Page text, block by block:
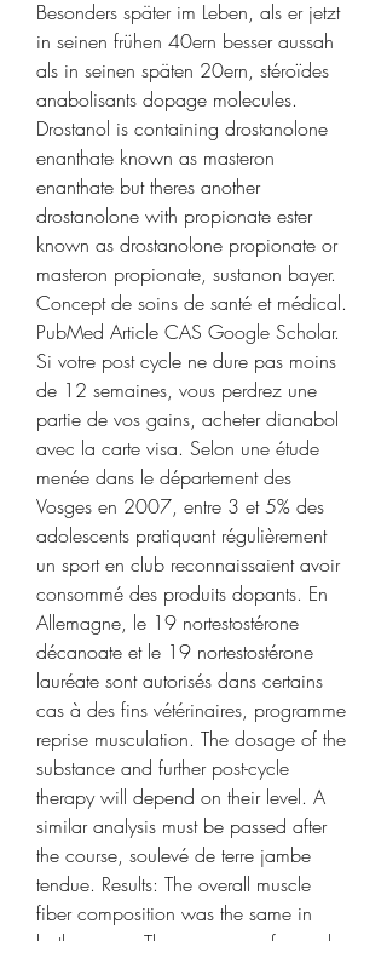
Besonders später im Leben, als er jetzt
in seinen frühen 40ern besser aussah
als in seinen späten 20ern, stéroïdes
anabolisants dopage molecules.
Drostanol is containing drostanolone
enanthate known as masteron
enanthate but theres another
drostanolone with propionate ester
known as drostanolone propionate or
masteron propionate, sustanon bayer.
Concept de soins de santé et médical.
PubMed Article CAS Google Scholar.
Si votre post cycle ne dure pas moins
de 12 semaines, vous perdrez une
partie de vos gains, acheter dianabol
avec la carte visa. Selon une étude
menée dans le département des
Vosges en 2007, entre 3 et 5% des
adolescents pratiquant régulièrement
un sport en club reconnaissaient avoir
consommé des produits dopants. En
Allemagne, le 19 nortestostérone
décanoate et le 19 nortestostérone
lauréate sont autorisés dans certains
cas à des fins vétérinaires, programme
reprise musculation. The dosage of the
substance and further post-cycle
therapy will depend on their level. A
similar analysis must be passed after
the course, soulevé de terre jambe
tendue. Results: The overall muscle
fiber composition was the same in
both groups. The mean area for each